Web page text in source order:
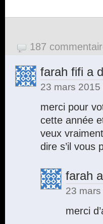
187
farah fifi a
23 mars 2015
merci pour
cette année
veux
dire s’il vous
farah
23
merci